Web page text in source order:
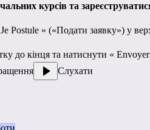
курсів та
Postule » («Подати заявку») у
до кінця та натиснути «
Слухати